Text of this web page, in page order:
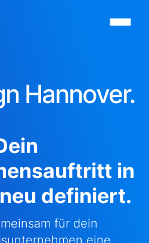
Hannover.
in
definiert.
für dein
eine